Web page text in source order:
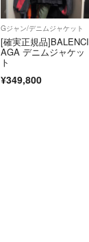
Gジャン/デニムジャケット
[確実正規品]BALENCI
AGA デニムジャケッ
ト
¥349,800